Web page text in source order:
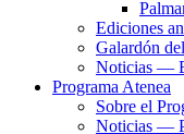
Ediciones
Galardón
Noticias —
Programa Atenea
Sobre el
Noticias —